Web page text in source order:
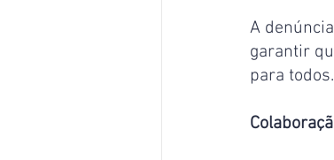
A
garantir
para todos.